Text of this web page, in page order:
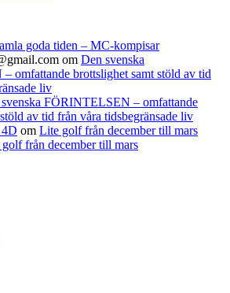
goda tiden – MC-kompisar
om Den svenska
omfattande brottslighet samt stöld av tid
liv
FÖRINTELSEN – omfattande
av tid från våra tidsbegränsade liv
om Lite golf från december till mars
från december till mars